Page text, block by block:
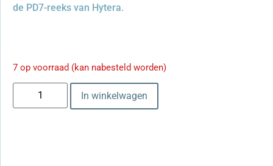
de PD7-reeks van Hytera.
7 op voorraad (kan nabesteld worden)
In winkelwagen